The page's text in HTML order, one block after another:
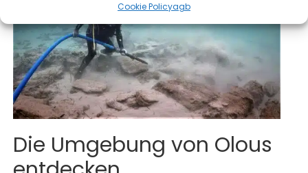
Cookie Policyagb
Die Umgebung von Olous